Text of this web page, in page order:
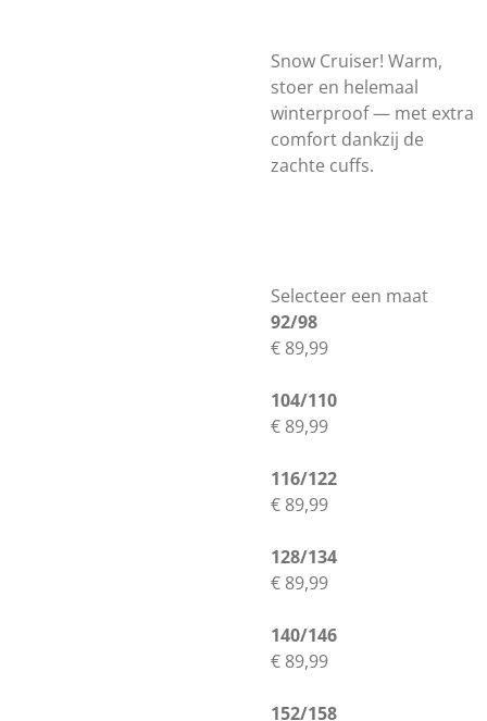
Snow Cruiser! Warm,
stoer en helemaal
winterproof — met extra
comfort dankzij de
zachte cuffs.
Selecteer een maat
92/98
€ 89,99
104/110
€ 89,99
116/122
€ 89,99
128/134
€ 89,99
140/146
€ 89,99
152/158